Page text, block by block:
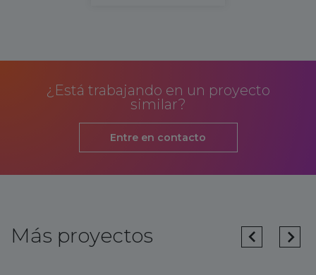
¿Está trabajando en un proyecto
similar?
Entre en contacto
Más proyectos